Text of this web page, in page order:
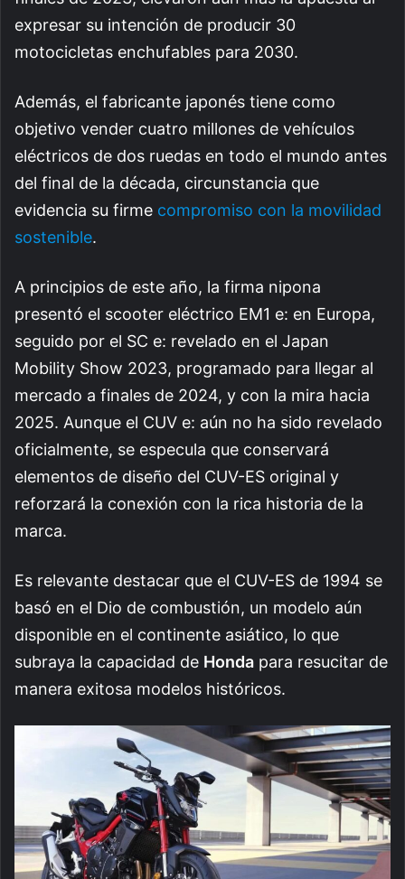
expresar su intención de producir 30
motocicletas enchufables para 2030.
Además, el fabricante japonés tiene como
objetivo vender cuatro millones de vehículos
eléctricos de dos ruedas en todo el mundo antes
del final de la década, circunstancia que
evidencia su firme compromiso con la movilidad
sostenible.
A principios de este año, la firma nipona
presentó el scooter eléctrico EM1 e: en Europa,
seguido por el SC e: revelado en el Japan
Mobility Show 2023, programado para llegar al
mercado a finales de 2024, y con la mira hacia
2025. Aunque el CUV e: aún no ha sido revelado
oficialmente, se especula que conservará
elementos de diseño del CUV-ES original y
reforzará la conexión con la rica historia de la
marca.
Es relevante destacar que el CUV-ES de 1994 se
basó en el Dio de combustión, un modelo aún
disponible en el continente asiático, lo que
subraya la capacidad de Honda para resucitar de
manera exitosa modelos históricos.